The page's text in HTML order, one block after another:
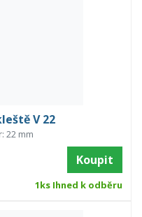
V 22
22 mm
Koupit
1ks Ihned k odběru